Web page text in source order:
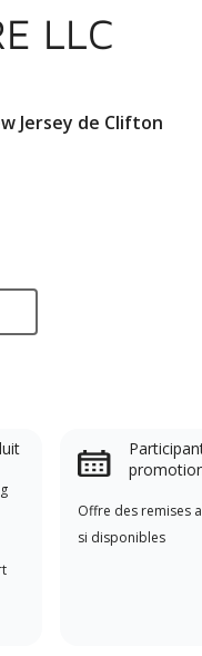
LLC
Jersey de Clifton
Offre des remises
si disponibles